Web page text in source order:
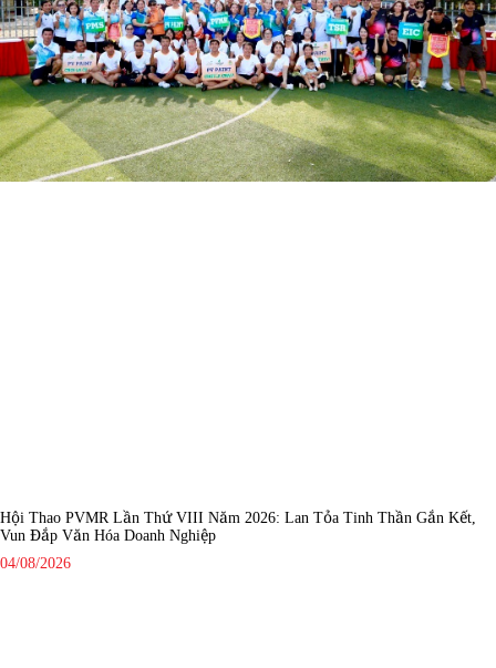
Hội Thao PVMR Lần Thứ VIII Năm 2026: Lan Tỏa Tinh Thần Gắn Kết,
Vun Đắp Văn Hóa Doanh Nghiệp
04/08/2026